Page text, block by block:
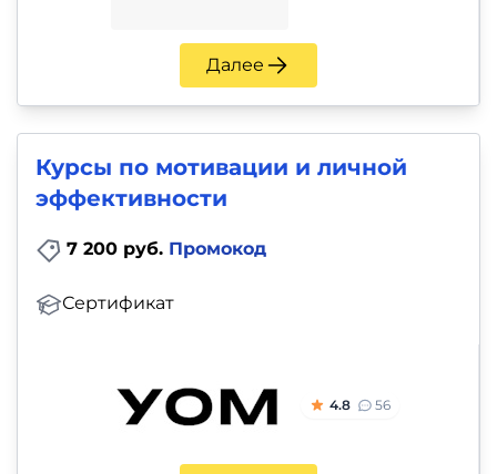
Далее
Курсы по мотивации и личной
эффективности
7 200 руб. Промокод
Сертификат
4.8 56